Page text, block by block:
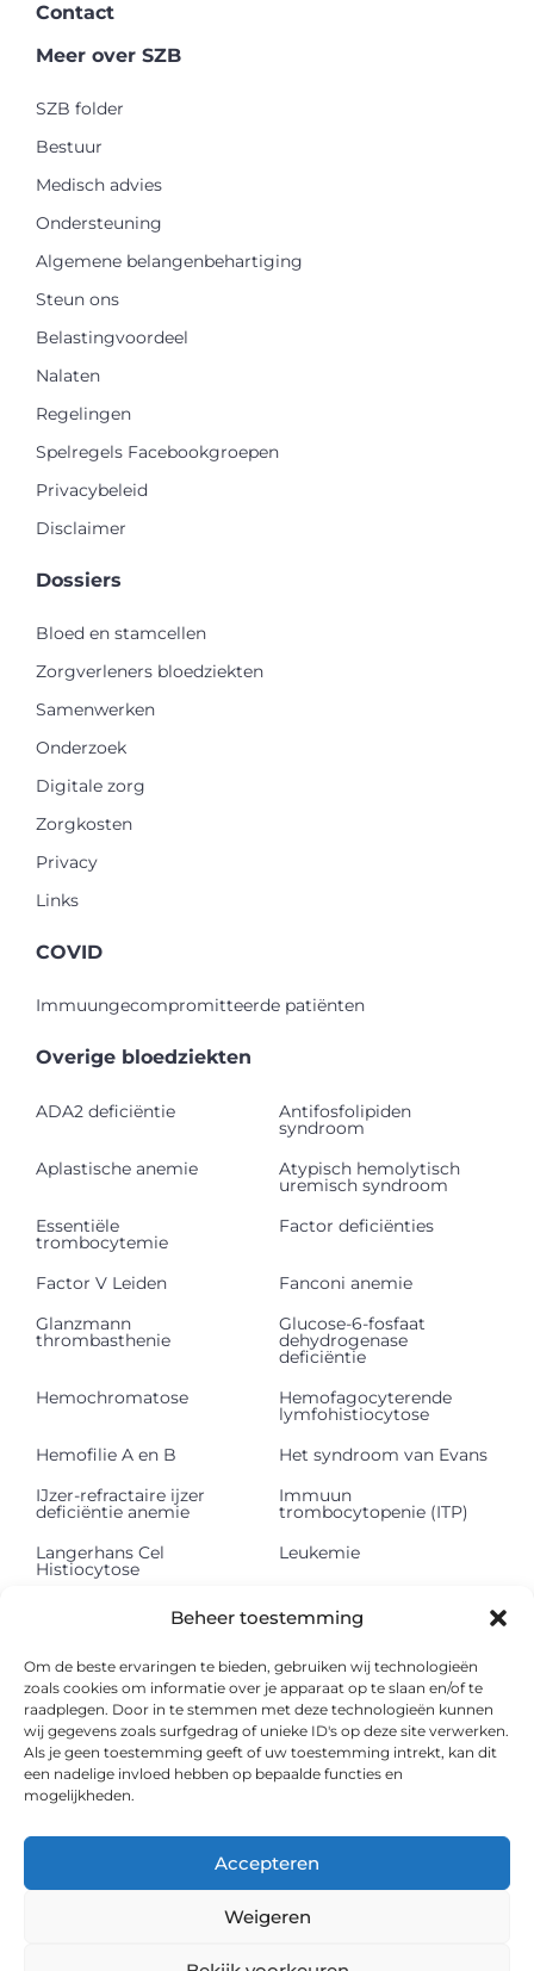
Beheer toestemming
Om de beste ervaringen te bieden, gebruiken wij technologieën
zoals cookies om informatie over je apparaat op te slaan en/of te
raadplegen. Door in te stemmen met deze technologieën kunnen
wij gegevens zoals surfgedrag of unieke ID's op deze site verwerken.
Als je geen toestemming geeft of uw toestemming intrekt, kan dit
een nadelige invloed hebben op bepaalde functies en
mogelijkheden.
Accepteren
Weigeren
Contact
Meer over SZB
SZB folder
Bestuur
Medisch advies
Ondersteuning
Algemene belangenbehartiging
Steun ons
Belastingvoordeel
Nalaten
Regelingen
Spelregels Facebookgroepen
Privacybeleid
Disclaimer
Dossiers
Bloed en stamcellen
Zorgverleners bloedziekten
Samenwerken
Onderzoek
Digitale zorg
Zorgkosten
Privacy
Links
COVID
Immuungecompromitteerde patiënten
Overige bloedziekten
ADA2 deficiëntie Antifosfolipiden
syndroom
Aplastische anemie
Atypisch hemolytisch
uremisch syndroom
Essentiële
trombocytemie
Factor deficiënties
Factor V Leiden
Fanconi anemie
Glanzmann
thrombasthenie
Glucose-6-fosfaat
dehydrogenase
deficiëntie
Hemochromatose
Hemofagocyterende
lymfohistiocytose
Hemofilie A en B
Het syndroom van Evans
IJzer-refractaire ijzer
deficiëntie anemie
Immuun
trombocytopenie (ITP)
Langerhans Cel
Histiocytose
Leukemie
depositieziekte (LCDD)
Lymfeklierkanker
Mastocytose
Methemoglobinemie
Multipel myeloom
Myelodysplastisch
syndroom
Myelofibrose
Onbegrepen
pancytopenie
hemoglobinurie
syndroom